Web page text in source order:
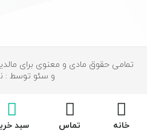
تمامی حقوق مادی و معنوی برای
و سئو توسط :
خانه تماس سبد